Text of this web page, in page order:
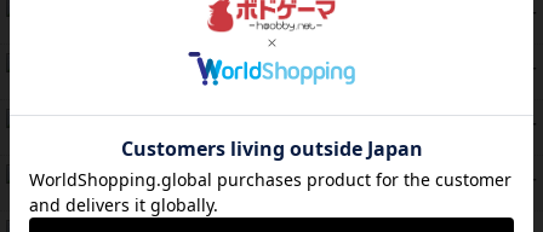
PT
ガルフストライク
1件の投稿
PT
エコーズ・オブ・タイム
8件の投稿
PT
スカルキング
紹介文あり 12件の投稿
45 PT
海兵隊
紹介文あり 1件の投稿